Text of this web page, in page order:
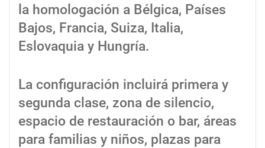
la homologación a Bélgica, Países
Bajos, Francia, Suiza, Italia,
Eslovaquia y Hungría.
La configuración incluirá primera y
segunda clase, zona de silencio,
espacio de restauración o bar, áreas
para familias y niños, plazas para